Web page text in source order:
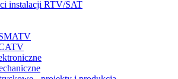
instalacji RTV/SAT